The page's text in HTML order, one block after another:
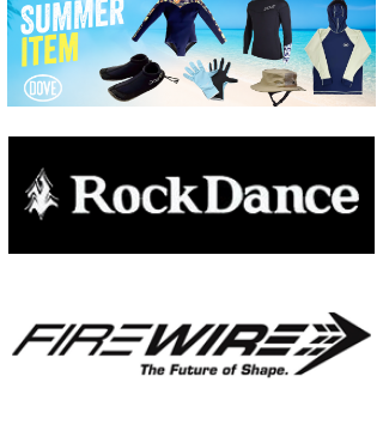
小川予報士
上田純子
上條将美
SancheZ
ゴン
wanda